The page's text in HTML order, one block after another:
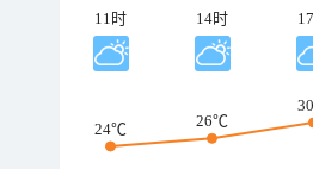
11时 14时
24℃ 26℃